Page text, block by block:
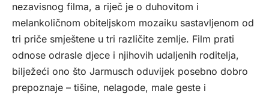
nezavisnog filma, a riječ je o duhovitom i
melankoličnom obiteljskom mozaiku sastavljenom od
tri priče smještene u tri različite zemlje. Film prati
odnose odrasle djece i njihovih udaljenih roditelja,
bilježeći ono što Jarmusch oduvijek posebno dobro
prepoznaje – tišine, nelagode, male geste i